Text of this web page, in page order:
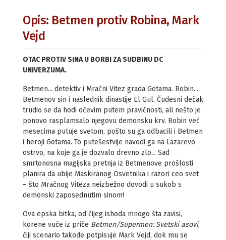
Opis: Betmen protiv Robina, Mark
Vejd
OTAC PROTIV SINA U BORBI ZA SUDBINU DC
UNIVERZUMA.
Betmen... detektiv i Mračni Vitez grada Gotama. Robin...
Betmenov sin i naslednik dinastije El Gul. Čudesni dečak
trudio se da hodi očevim putem pravičnosti, ali nešto je
ponovo rasplamsalo njegovu demonsku krv. Robin već
mesecima putuje svetom, pošto su ga odbacili i Betmen
i heroji Gotama. To putešestvije navodi ga na Lazarevo
ostrvo, na koje ga je dozvalo drevno zlo... Sad
smrtonosna magijska pretnja iz Betmenove prošlosti
planira da ubije Maskiranog Osvetnika i razori ceo svet
– što Mračnog Viteza neizbežno dovodi u sukob s
demonski zaposednutim sinom!
Ova epska bitka, od čijeg ishoda mnogo šta zavisi,
korene vuče iz priče Betmen/Supermen: Svetski asovi,
čiji scenario takođe potpisuje Mark Vejd, dok mu se